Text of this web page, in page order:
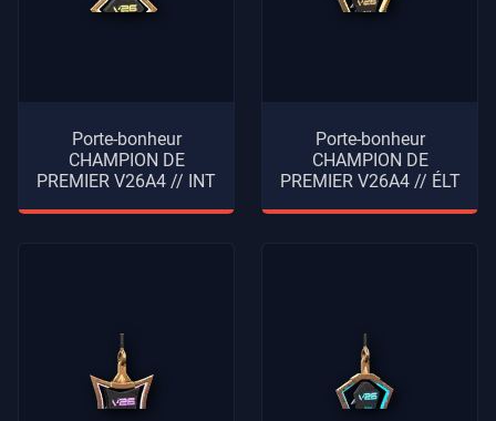
Porte-bonheur
CHAMPION DE
PREMIER V26A4 // INT
Porte-bonheur
CHAMPION DE
PREMIER V26A4 // ÉLT